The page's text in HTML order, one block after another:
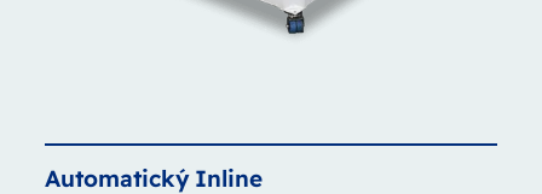
Automatický Inline